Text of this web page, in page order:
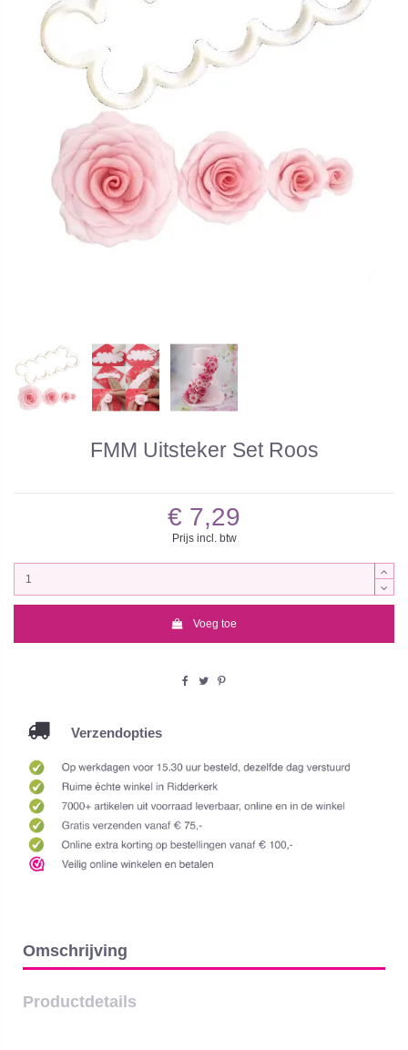
FMM Uitsteker Set Roos
€ 7,29
Prijs incl. btw
Voeg toe
Verzendopties
Omschrijving
Productdetails